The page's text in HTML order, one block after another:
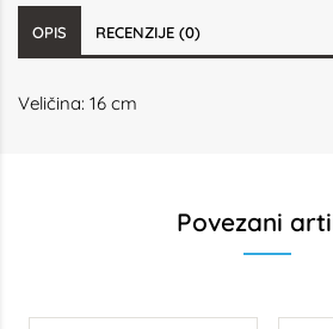
OPIS RECENZIJE (0)
Veličina: 16 cm
Povezani